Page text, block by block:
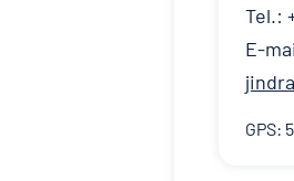
Tel.:
E-
GPS: